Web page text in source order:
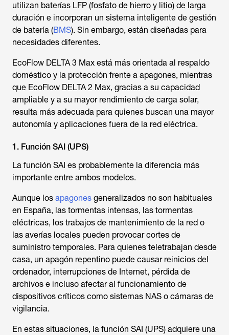
utilizan baterías LFP (fosfato de hierro y litio) de larga
duración e incorporan un sistema inteligente de gestión
de batería (BMS). Sin embargo, están diseñadas para
necesidades diferentes.
EcoFlow DELTA 3 Max está más orientada al respaldo
doméstico y la protección frente a apagones, mientras
que EcoFlow DELTA 2 Max, gracias a su capacidad
ampliable y a su mayor rendimiento de carga solar,
resulta más adecuada para quienes buscan una mayor
autonomía y aplicaciones fuera de la red eléctrica.
1. Función SAI (UPS)
La función SAI es probablemente la diferencia más
importante entre ambos modelos.
Aunque los apagones generalizados no son habituales
en España, las tormentas intensas, las tormentas
eléctricas, los trabajos de mantenimiento de la red o
las averías locales pueden provocar cortes de
suministro temporales. Para quienes teletrabajan desde
casa, un apagón repentino puede causar reinicios del
ordenador, interrupciones de Internet, pérdida de
archivos e incluso afectar al funcionamiento de
dispositivos críticos como sistemas NAS o cámaras de
vigilancia.
En estas situaciones, la función SAI (UPS) adquiere una